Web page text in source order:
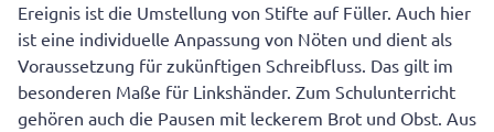
Ereignis ist die Umstellung von Stifte auf Füller. Auch hier
ist eine individuelle Anpassung von Nöten und dient als
Voraussetzung für zukünftigen Schreibfluss. Das gilt im
besonderen Maße für Linkshänder. Zum Schulunterricht
gehören auch die Pausen mit leckerem Brot und Obst. Aus